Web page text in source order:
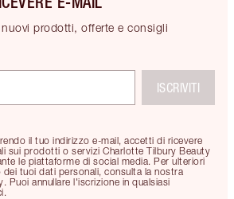
prodotti, offerte e consigli
il tuo indirizzo e-mail, accetti di ricevere
sui prodotti o servizi Charlotte Tilbury Beauty
le piattaforme di social media. Per ulteriori
tuoi dati personali, consulta la nostra
Puoi annullare l'iscrizione in qualsiasi
ISCRIVITI